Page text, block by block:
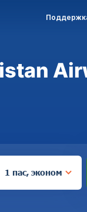
1 пас, эконом